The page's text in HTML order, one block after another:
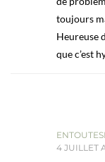
toujours
Heureuse
que c’est
4 JUILLET